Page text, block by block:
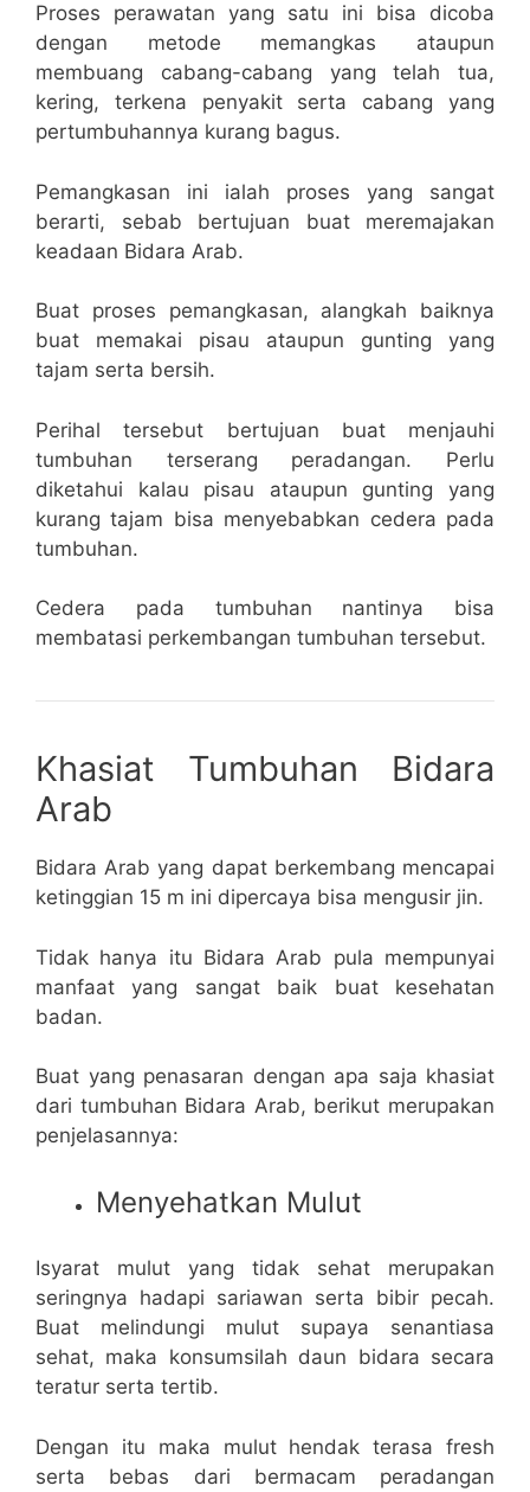
Proses perawatan yang satu ini bisa dicoba
dengan metode memangkas ataupun
membuang cabang-cabang yang telah tua,
kering, terkena penyakit serta cabang yang
pertumbuhannya kurang bagus.
Pemangkasan ini ialah proses yang sangat
berarti, sebab bertujuan buat meremajakan
keadaan Bidara Arab.
Buat proses pemangkasan, alangkah baiknya
buat memakai pisau ataupun gunting yang
tajam serta bersih.
Perihal tersebut bertujuan buat menjauhi
tumbuhan terserang peradangan. Perlu
diketahui kalau pisau ataupun gunting yang
kurang tajam bisa menyebabkan cedera pada
tumbuhan.
Cedera pada tumbuhan nantinya bisa
membatasi perkembangan tumbuhan tersebut.
Khasiat Tumbuhan Bidara
Arab
Bidara Arab yang dapat berkembang mencapai
ketinggian 15 m ini dipercaya bisa mengusir jin.
Tidak hanya itu Bidara Arab pula mempunyai
manfaat yang sangat baik buat kesehatan
badan.
Buat yang penasaran dengan apa saja khasiat
dari tumbuhan Bidara Arab, berikut merupakan
penjelasannya:
Menyehatkan Mulut
Isyarat mulut yang tidak sehat merupakan
seringnya hadapi sariawan serta bibir pecah.
Buat melindungi mulut supaya senantiasa
sehat, maka konsumsilah daun bidara secara
teratur serta tertib.
Dengan itu maka mulut hendak terasa fresh
serta bebas dari bermacam peradangan